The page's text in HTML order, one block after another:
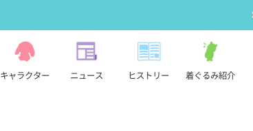
キャラクター ニュース ヒストリー 着ぐるみ紹介